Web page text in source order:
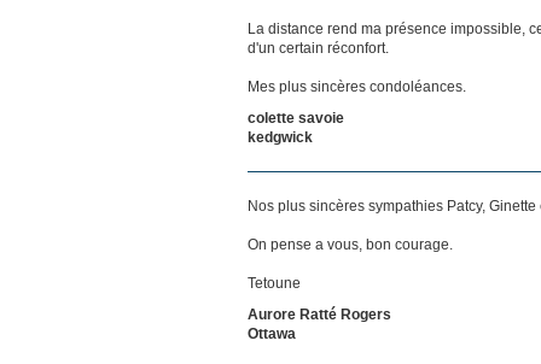
La distance rend ma présence impossible,
d'un certain réconfort.
Mes plus sincères condoléances.
colette savoie
kedgwick
Nos plus sincères sympathies Patcy,
On pense a vous, bon courage.
Tetoune
Aurore Ratté Rogers
Ottawa